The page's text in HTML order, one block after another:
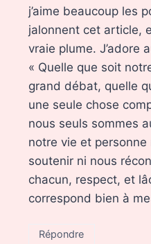
j’aime beaucoup les
jalonnent cet article,
vraie plume. J’adore
« Quelle que soit
grand débat, quelle
une seule chose
nous seuls sommes
notre vie et personne
soutenir ni nous
chacun, respect, et
correspond bien à
Répondre